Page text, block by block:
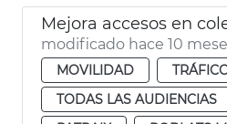
modificado hace 10
MOVILIDAD
TODAS LAS AUDIENCIAS